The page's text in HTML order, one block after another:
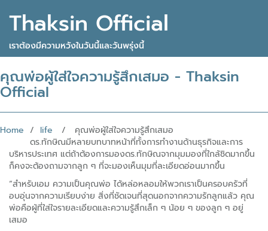
Thaksin Official
เราต้องมีความหวังในวันนี้และวันพรุ่งนี้
คุณพ่อผู้ใส่ใจความรู้สึกเสมอ - Thaksin
Official
Home / life / คุณพ่อผู้ใส่ใจความรู้สึกเสมอ
ดร.ทักษิณมีหลายบทบาทหน้าที่ทั้งการทำงานด้านธุรกิจและการ
บริหารประเทศ แต่ถ้าต้องการมองดร.ทักษิณจากมุมมองที่ใกล้ชิดมากขึ้น
ก็คงจะต้องถามจากลูก ๆ ที่จะมองเห็นมุมที่ละเอียดอ่อนมากขึ้น
“สำหรับเอม ความเป็นคุณพ่อ ได้หล่อหลอมให้พวกเราเป็นครอบครัวที่
อบอุ่นจากความเรียบง่าย สิ่งที่ชัดเจนที่สุดนอกจากความรักลูกแล้ว คุณ
พ่อคือผู้ที่ใส่ใจรายละเอียดและความรู้สึกเล็ก ๆ น้อย ๆ ของลูก ๆ อยู่
เสมอ